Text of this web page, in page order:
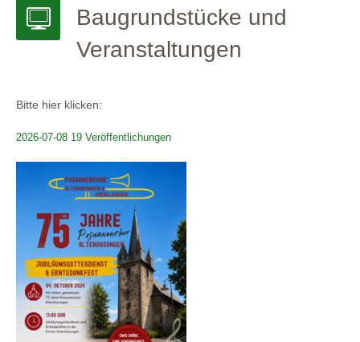
Baugrundstücke und
Veranstaltungen
Bitte hier klicken:
2026-07-08 19 Veröffentlichungen